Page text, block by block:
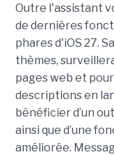
Outre l'assistant
de dernières
phares d'iOS 27.
thèmes,
pages web et
descriptions en
bénéficier d’un
ainsi que d’une
améliorée.